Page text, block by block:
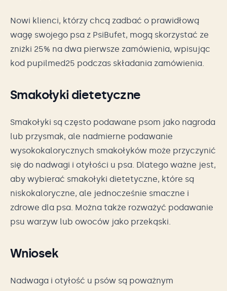
Nowi klienci, którzy chcą zadbać o prawidłową
wagę swojego psa z PsiBufet, mogą skorzystać ze
zniżki 25% na dwa pierwsze zamówienia, wpisując
kod pupilmed25 podczas składania zamówienia.
Smakołyki dietetyczne
Smakołyki są często podawane psom jako nagroda
lub przysmak, ale nadmierne podawanie
wysokokalorycznych smakołyków może przyczynić
się do nadwagi i otyłości u psa. Dlatego ważne jest,
aby wybierać smakołyki dietetyczne, które są
niskokaloryczne, ale jednocześnie smaczne i
zdrowe dla psa. Można także rozważyć podawanie
psu warzyw lub owoców jako przekąski.
Wniosek
Nadwaga i otyłość u psów są poważnym